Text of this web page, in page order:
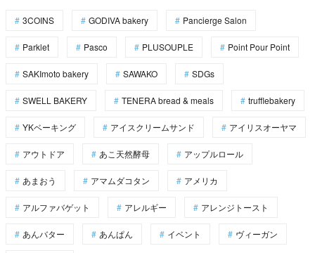
3COINS GODIVA bakery Pancierge Salon
Parklet Pasco PLUSOUPLE Point Pour Point
SAKImoto bakery SAWAKO SDGs
SWELL BAKERY TENERA bread & meals trufflebakery
YKベーキング アイスクリームサンド アイリスオーヤマ
アウトドア あこ天然酵母 アップルロール
あまおう アマムダコタン アメリカ
アルファバゲット アレルギー アレンジトースト
あんバター あんぱん イベント ヴィーガン